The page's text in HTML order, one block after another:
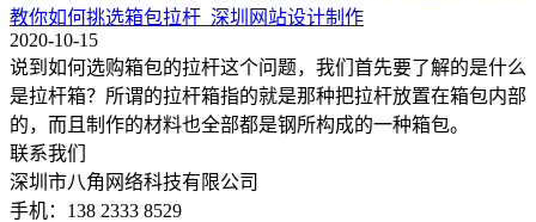
教你如何挑选箱包拉杆_深圳网站设计制作
2020-10-15
说到如何选购箱包的拉杆这个问题，我们首先要了解的是什么
是拉杆箱？所谓的拉杆箱指的就是那种把拉杆放置在箱包内部
的，而且制作的材料也全部都是钢所构成的一种箱包。
联系我们
深圳市八角网络科技有限公司
手机：138 2333 8529